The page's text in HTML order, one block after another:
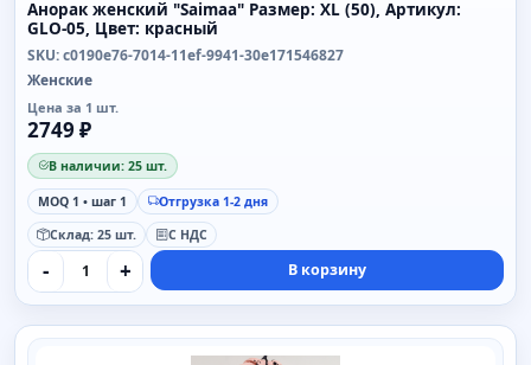
Анорак женский "Saimaa" Размер: XL (50), Артикул:
GLO-05, Цвет: красный
SKU: c0190e76-7014-11ef-9941-30e171546827
Женские
Цена за 1 шт.
2749 ₽
В наличии: 25 шт.
MOQ 1 • шаг 1
Отгрузка 1-2 дня
Склад: 25 шт.
С НДС
- + В корзину
SAIMAA